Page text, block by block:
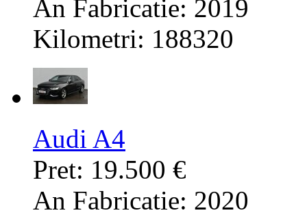
An Fabricatie: 2019
Kilometri: 188320
Audi A4
Pret: 19.500 €
An Fabricatie: 2020